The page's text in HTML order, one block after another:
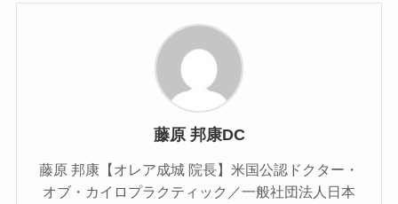
藤原 邦康DC
藤原 邦康【オレア成城 院長】米国公認ドクター・
オブ・カイロプラクティック／一般社団法人日本